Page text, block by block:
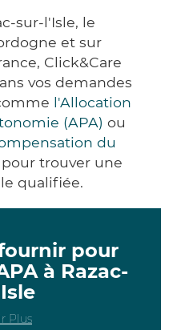
sur-l'Isle, le
et sur
Click&Care
vos demandes
l'Allocation
(APA) ou
du
trouver une
qualifiée.
pour
à Razac-
Plus